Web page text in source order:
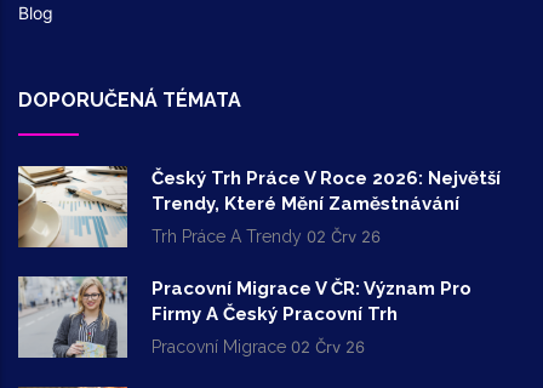
Blog
DOPORUČENÁ TÉMATA
Český Trh Práce V Roce 2026: Největší
Trendy, Které Mění Zaměstnávání
Trh Práce A Trendy 02 Črv 26
Pracovní Migrace V ČR: Význam Pro
Firmy A Český Pracovní Trh
Pracovní Migrace 02 Črv 26